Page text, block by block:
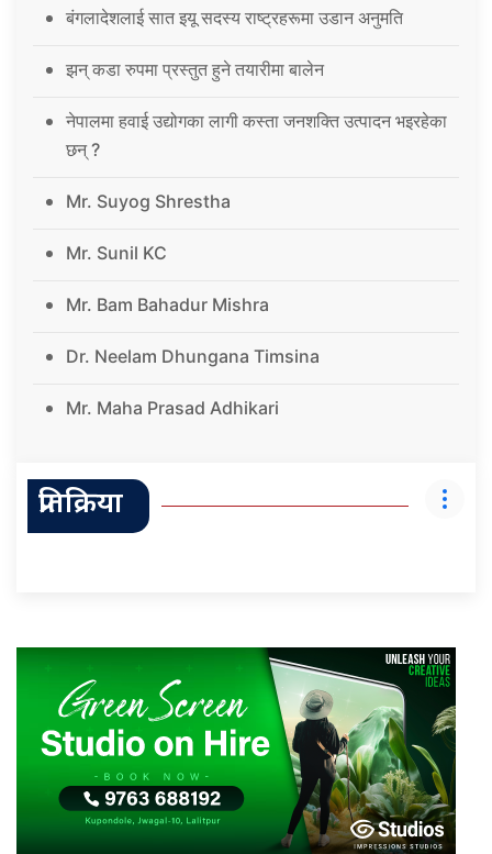
बंगलादेशलाई सात इयू सदस्य राष्ट्रहरूमा उडान अनुमति
झन् कडा रुपमा प्रस्तुत हुने तयारीमा बालेन
नेपालमा हवाई उद्योगका लागी कस्ता जनशक्ति उत्पादन भइरहेका
छन् ?
Mr. Suyog Shrestha
Mr. Sunil KC
Mr. Bam Bahadur Mishra
Dr. Neelam Dhungana Timsina
Mr. Maha Prasad Adhikari
प्रतिक्रिया